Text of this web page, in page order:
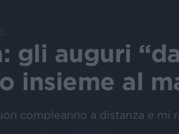
gli auguri
insieme al
compleanno a distanza e mi